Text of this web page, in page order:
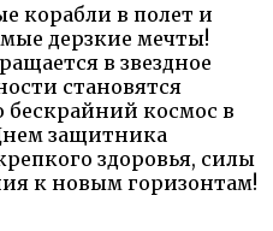
корабли в полет и
дерзкие мечты!
в звездное
становятся
бескрайний космос в
защитника
здоровья, силы
к новым горизонтам!